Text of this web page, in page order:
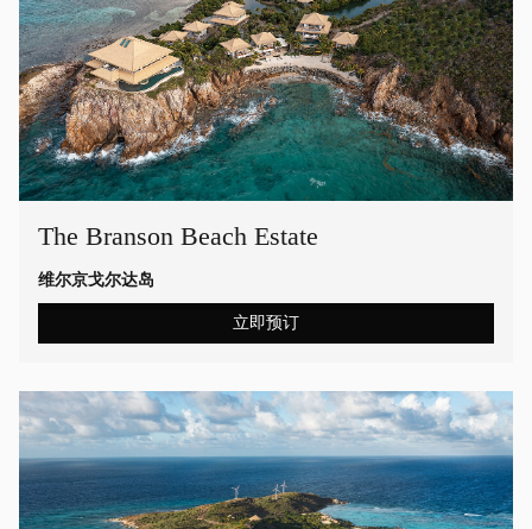
The Branson Beach Estate
维尔京戈尔达岛
立即预订